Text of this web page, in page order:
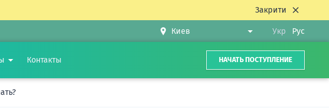
Закрити
Укр Рус
Контакты НАЧАТЬ ПОСТУПЛЕНИЕ